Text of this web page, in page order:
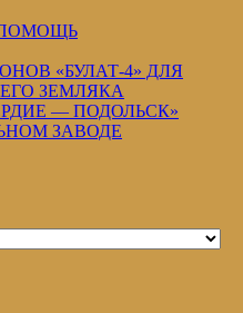
«БУЛАТ-4» ДЛЯ
ЗЕМЛЯКА
— ПОДОЛЬСК»
ЗАВОДЕ